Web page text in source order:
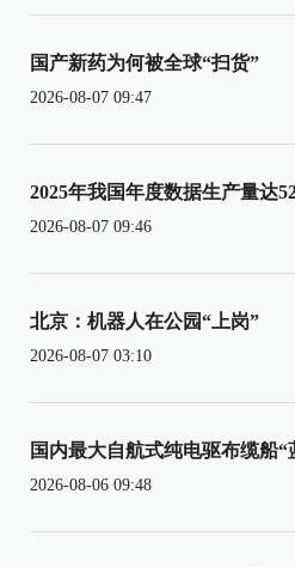
国产新药为何被全球“扫货”
2026-08-07 09:47
2025年我国年度数据生产量达
2026-08-07 09:46
北京：机器人在公园“上岗”
2026-08-07 03:10
国内最大自航式纯电驱布缆船“
2026-08-06 09:48